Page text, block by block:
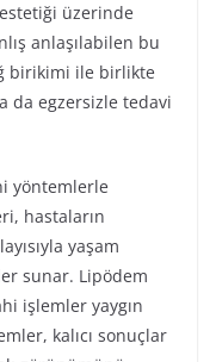
üzerinde
anlaşılabilen bu
birikimi ile birlikte
da egzersizle tedavi
yöntemlerle
hastaların
yaşam
sunar. Lipödem
işlemler yaygın
kalıcı sonuçlar